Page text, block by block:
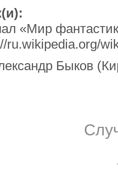
«Мир
Быков